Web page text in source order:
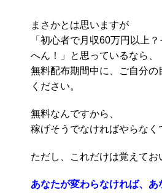
まさかとは思いますが
「初心者で月収60万円以上
へん！」と思っているなら、
無料配布期間中に、ご自分の
ください。
無料なんですから、
稼げそうでなければやらなく
ただし、これだけは覚えてお
あなたが変わらなければ、あ